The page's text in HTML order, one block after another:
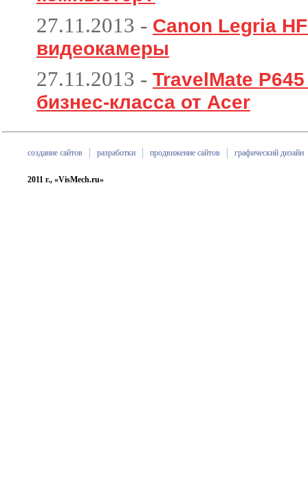
27.11.2013 - Canon Legria
видеокамеры
27.11.2013 - TravelMate
бизнес-класса от Acer
создание сайтов разработки продвижение сайтов графический дизайн
2011 г., «VisMech.ru»